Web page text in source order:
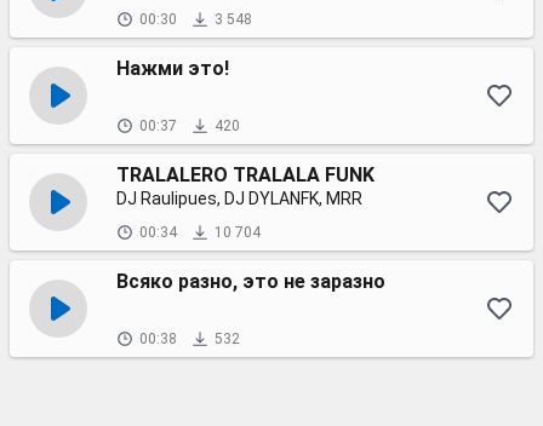
00:30 3 548
Нажми это!
00:37 420
TRALALERO TRALALA FUNK
DJ Raulipues, DJ DYLANFK, MRR
00:34 10 704
Всяко разно, это не заразно
00:38 532